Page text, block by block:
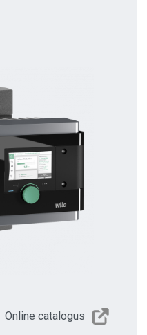
Online catalogus